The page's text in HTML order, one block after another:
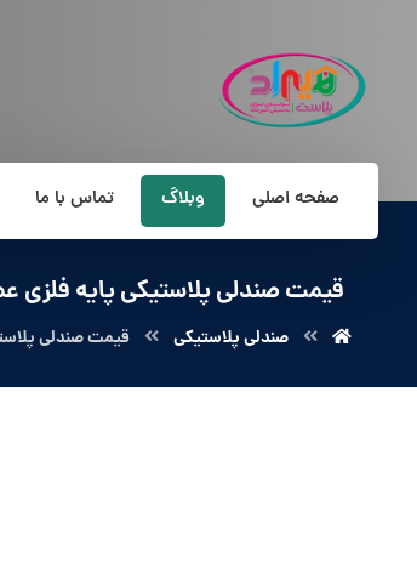
صفحه اصلی وبلاگ تماس با ما
قیمت صندلی پلاستیکی پایه فلزی
صندلی پلاستیکی قیمت صندلی